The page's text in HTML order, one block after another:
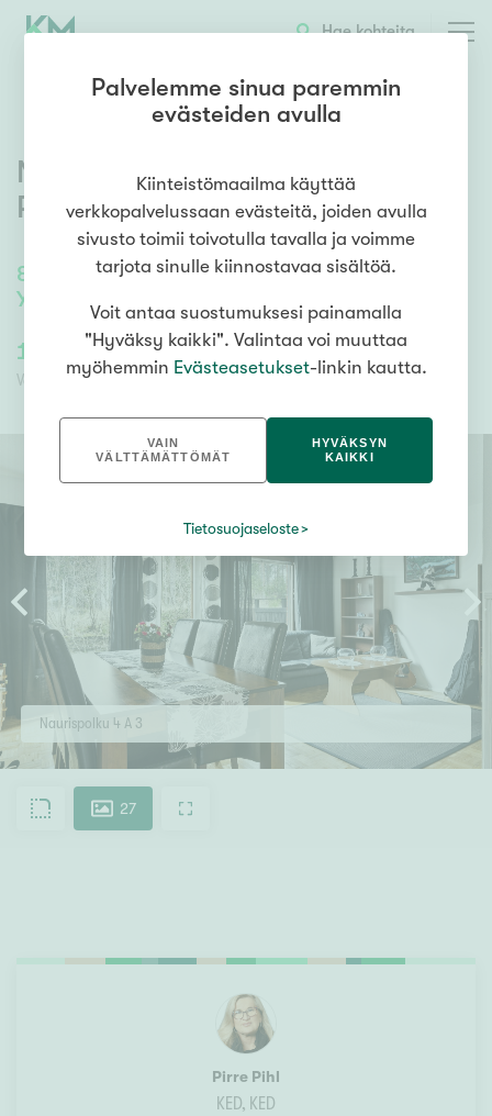
Hae kohteita
89 89m²
Yk: 2 mh, ph, s, wc, vh. Ak: eteinen, k-oh, wc
Naurispolku 4,Kevätkumpu 3
Porvoo
169 000,00 €
Velaton hinta
137 096,30 €
Myyntihinta
Naurispolku 4 A 3
27
Pirre Pihl
KED, KED
Palvelemme sinua paremmin
evästeiden avulla
Kiinteistömaailma käyttää
verkkopalvelussaan evästeitä, joiden avulla
sivusto toimii toivotulla tavalla ja voimme
tarjota sinulle kiinnostavaa sisältöä.
Voit antaa suostumuksesi painamalla
"Hyväksy kaikki". Valintaa voi muuttaa
myöhemmin Evästeasetukset-linkin kautta.
VAIN
VÄLTTÄMÄTTÖMÄT
HYVÄKSYN
KAIKKI
Tietosuojaseloste